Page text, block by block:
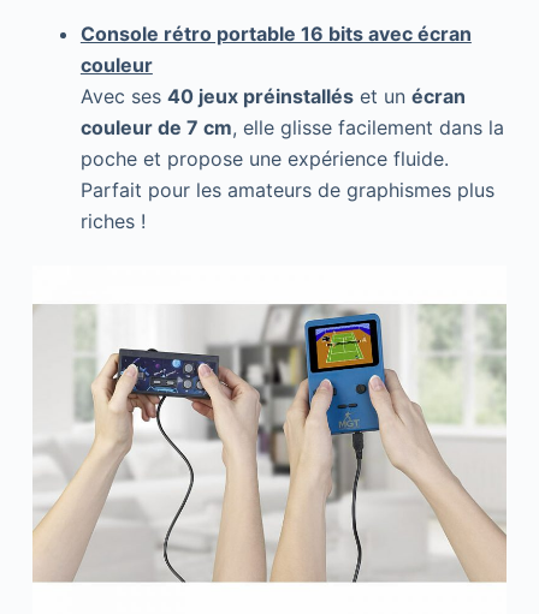
Console rétro portable 16 bits avec écran
couleur
Avec ses 40 jeux préinstalléset un écran
couleur de 7 cm, elle glisse facilement dans la
poche et propose une expérience fluide.
Parfait pour les amateurs de graphismes plus
riches !